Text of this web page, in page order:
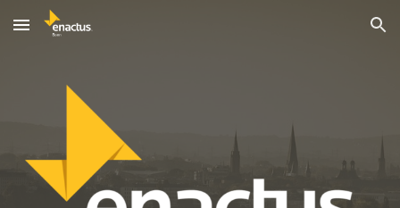
Skip to main content Skip to navigation